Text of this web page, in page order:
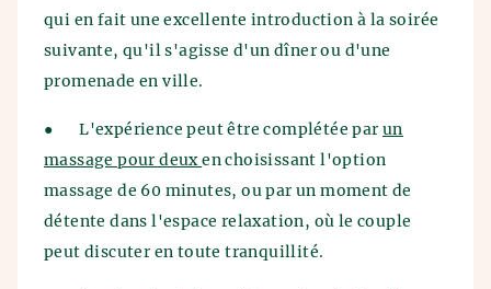
qui en fait une excellente introduction à la soirée
suivante, qu'il s'agisse d'un dîner ou d'une
promenade en ville.
● L'expérience peut être complétée parun
massage pour deuxen choisissant l'option
massage de 60 minutes, ou par un moment de
détente dans l'espace relaxation, où le couple
peut discuter en toute tranquillité.